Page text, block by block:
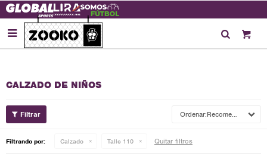

CALZADO DE NIÑOS
Recomendados
Filtrando por: Calzado Talle 110 Quitar filtros